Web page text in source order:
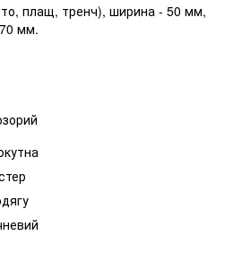
плащ, тренч), ширина - 50 мм,
мм.